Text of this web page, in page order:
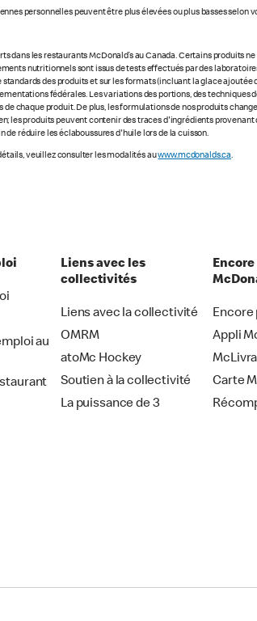
personnelles peuvent être plus élevées ou plus basses selon
les restaurants McDonald’s au Canada. Certains produits
nutritionnels sont issus de tests effectués par des
des produits et sur les formats (incluant la glace ajoutée
fédérales. Les variations des portions, des techniques
chaque produit. De plus, les formulations de nos produits
les produits peuvent contenir des traces d'ingrédients
réduire les éclaboussures d'huile lors de la cuisson.
veuillez consulter les modalités auwww.mcdonalds.ca.
au
Liens avec les
collectivités
Liens avec la collectivité
OMRM
atoMc Hockey
Soutien à la collectivité
La puissance de 3
Encore
Appli
Carte